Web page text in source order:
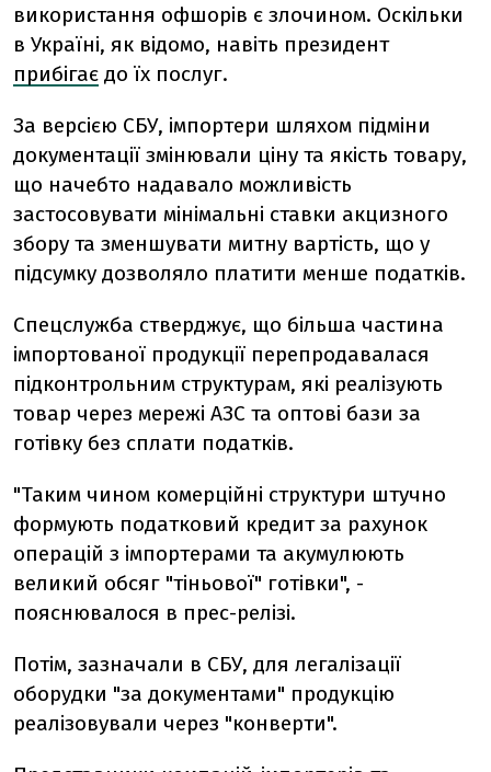
використання офшорів є злочином. Оскільки
в Україні, як відомо, навіть президент
прибігає до їх послуг.
За версією СБУ, імпортери шляхом підміни
документації змінювали ціну та якість товару,
що начебто надавало можливість
застосовувати мінімальні ставки акцизного
збору та зменшувати митну вартість, що у
підсумку дозволяло платити менше податків.
Спецслужба стверджує, що більша частина
імпортованої продукції перепродавалася
підконтрольним структурам, які реалізують
товар через мережі АЗС та оптові бази за
готівку без сплати податків.
"Таким чином комерційні структури штучно
формують податковий кредит за рахунок
операцій з імпортерами та акумулюють
великий обсяг "тіньової" готівки", -
пояснювалося в прес-релізі.
Потім, зазначали в СБУ, для легалізації
оборудки "за документами" продукцію
реалізовували через "конверти".